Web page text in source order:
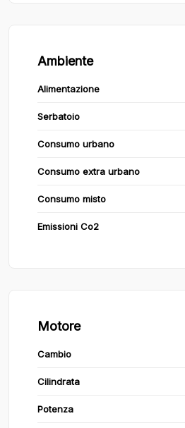
Ambiente
Alimentazione
Serbatoio
Consumo urbano
Consumo extra urbano
Consumo misto
Emissioni Co2
Motore
Cambio
Cilindrata
Potenza